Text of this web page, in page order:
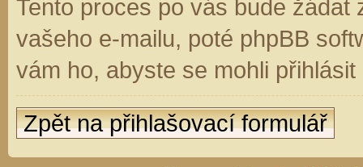
Tento proces po vás bude
vašeho e-mailu, poté phpBB
vám ho, abyste se mohli
Zpět na přihlašovací formulář